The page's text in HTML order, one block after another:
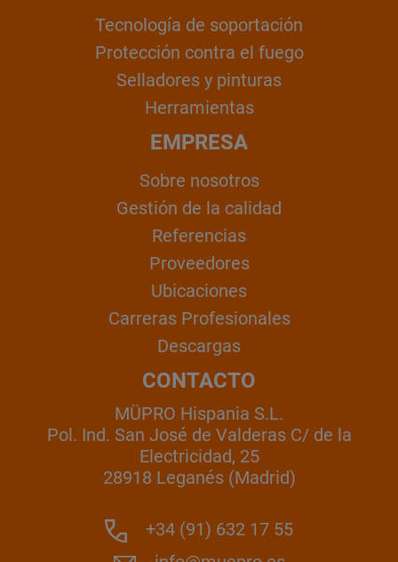
Tecnología de soportación
Protección contra el fuego
Selladores y pinturas
Herramientas
EMPRESA
Sobre nosotros
Gestión de la calidad
Referencias
Proveedores
Ubicaciones
Carreras Profesionales
Descargas
CONTACTO
MÜPRO Hispania S.L.
Pol. Ind. San José de Valderas C/ de la
Electricidad, 25
28918 Leganés (Madrid)
+34 (91) 632 17 55